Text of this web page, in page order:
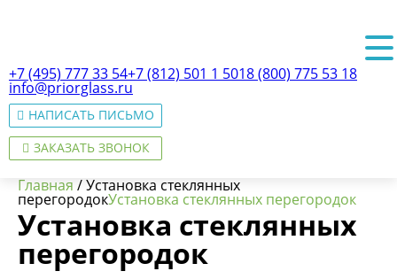
+7 (495) 777 33 54+7 (812) 501 1 5018 (800) 775 53 18
info@priorglass.ru
НАПИСАТЬ ПИСЬМО
ЗАКАЗАТЬ ЗВОНОК
О нас
Главная /Установка стеклянных
перегородокУстановка стеклянных перегородок
Установка стеклянных
перегородок